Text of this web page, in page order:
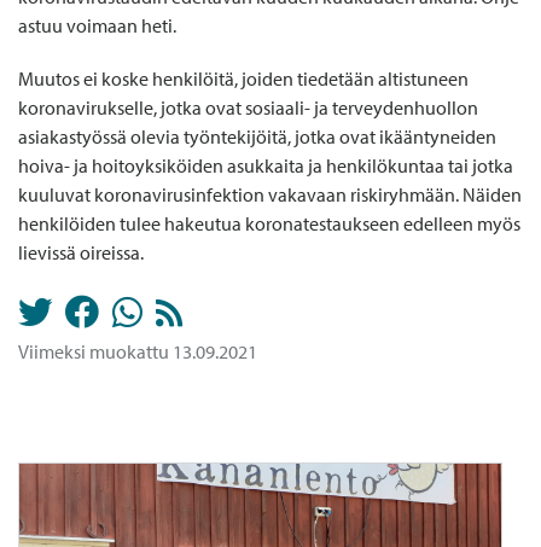
astuu voimaan heti.
Muutos ei koske henkilöitä, joiden tiedetään altistuneen
koronavirukselle, jotka ovat sosiaali- ja terveydenhuollon
asiakastyössä olevia työntekijöitä, jotka ovat ikääntyneiden
hoiva- ja hoitoyksiköiden asukkaita ja henkilökuntaa tai jotka
kuuluvat koronavirusinfektion vakavaan riskiryhmään. Näiden
henkilöiden tulee hakeutua koronatestaukseen edelleen myös
lievissä oireissa.
Viimeksi muokattu 13.09.2021